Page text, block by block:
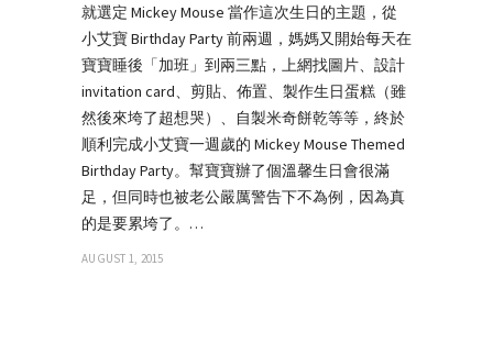
就選定 Mickey Mouse 當作這次生日的主題，從
小艾寶 Birthday Party 前兩週，媽媽又開始每天在
寶寶睡後「加班」到兩三點，上網找圖片、設計
invitation card、剪貼、佈置、製作生日蛋糕（雖
然後來垮了超想哭）、自製米奇餅乾等等，終於
順利完成小艾寶一週歲的 Mickey Mouse Themed
Birthday Party。幫寶寶辦了個溫馨生日會很滿
足，但同時也被老公嚴厲警告下不為例，因為真
的是要累垮了。…
AUGUST 1, 2015